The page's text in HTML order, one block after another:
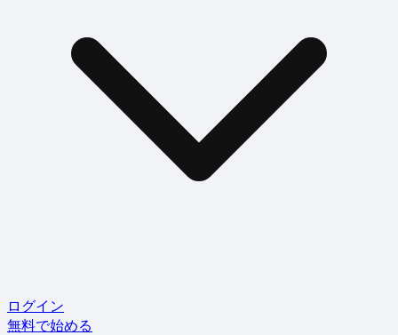
ログイン
無料で始める